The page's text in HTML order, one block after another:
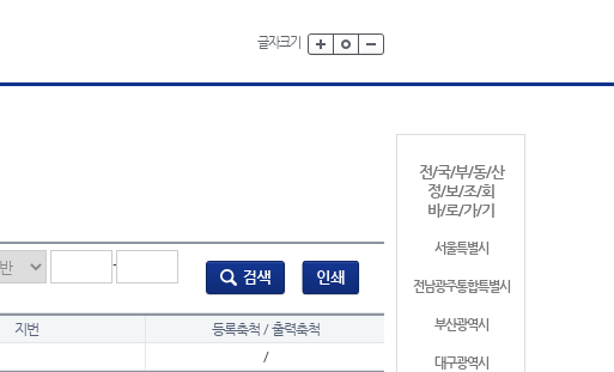
글자크기
전/국/부/동/산
정/보/조/회
바/로/가/기
서울특별시
전남광주통합특별시
부산광역시
대구광역시
-
지번
등록축척 / 출력축척
/